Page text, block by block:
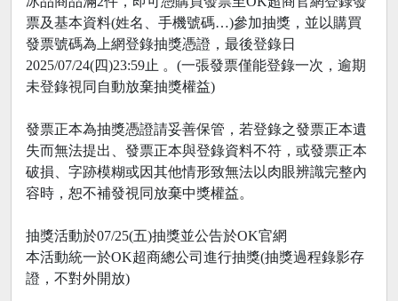
票及基本資料(姓名、手機號碼…)參加抽獎，並以購買
發票號碼為上網登錄抽獎憑證，最後登錄日
2025/07/24(四)23:59止 。(一張發票僅能登錄一次，逾期
未登錄視同自動放棄抽獎權益)
發票正本為抽獎憑證請妥善保管，若登錄之發票正本遺
失而無法提出、發票正本與登錄資料不符，或發票正本
破損、字跡模糊或因其他情形致無法以肉眼辨識完整內
容時，恕不補發視同放棄中獎權益。
抽獎活動於07/25(五)抽獎並公告於OK官網
本活動統一於OK超商總公司進行抽獎(抽獎過程錄影存
證，不對外開放)